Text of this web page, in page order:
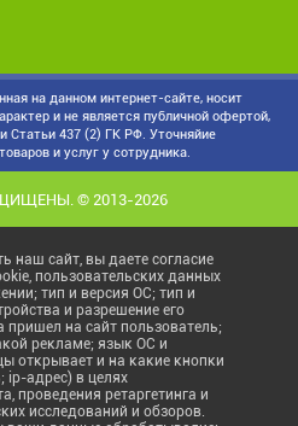
на данном интернет-сайте, носит
и не является публичной офертой,
Статьи 437 (2) ГК РФ. Уточняйие
и услуг у сотрудника.
© 2013-2026
наш сайт, вы даете согласие
пользовательских данных
тип и версия ОС; тип и
и разрешение его
пришел на сайт пользователь;
рекламе; язык ОС и
открывает и на какие кнопки
ip-адрес) в целях
проведения ретаргетинга и
исследований и обзоров.